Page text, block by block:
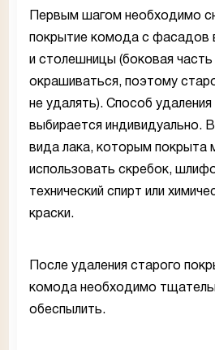
Первым шагом необходимо
покрытие комода с фасадов
и столешницы (боковая
окрашиваться, поэтому
не удалять). Способ удаления
выбирается индивидуально.
вида лака, которым покрыта
использовать скребок,
технический спирт или
краски.
После удаления старого
комода необходимо
обеспылить.